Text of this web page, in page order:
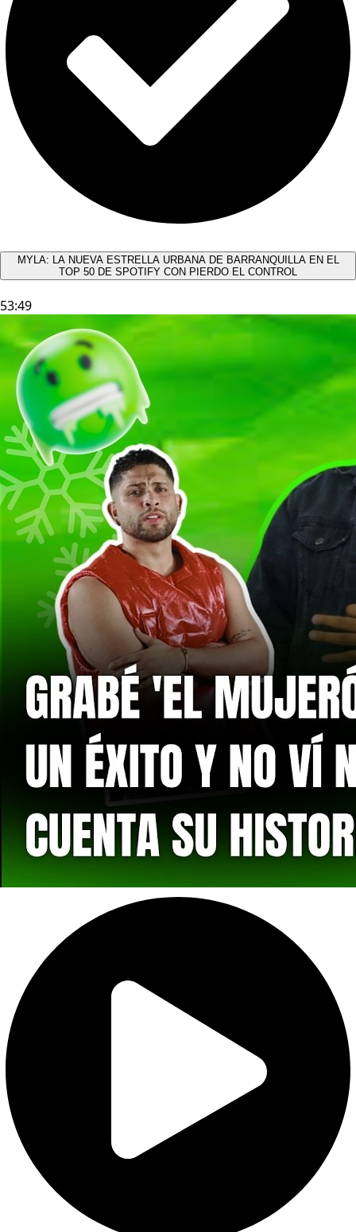
MYLA: LA NUEVA ESTRELLA URBANA DE BARRANQUILLA EN EL
TOP 50 DE SPOTIFY CON PIERDO EL CONTROL
53:49